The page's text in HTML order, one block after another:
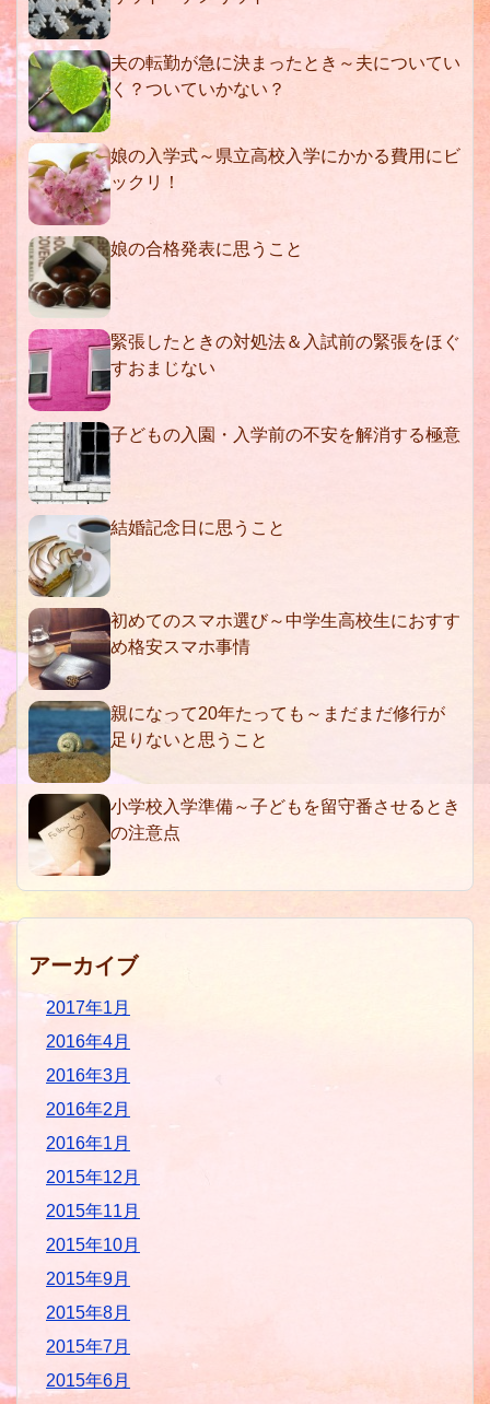
夫の転勤が急に決まったとき～夫についてい
く？ついていかない？
娘の入学式～県立高校入学にかかる費用にビ
ックリ！
娘の合格発表に思うこと
緊張したときの対処法＆入試前の緊張をほぐ
すおまじない
子どもの入園・入学前の不安を解消する極意
結婚記念日に思うこと
初めてのスマホ選び～中学生高校生におすす
め格安スマホ事情
親になって20年たっても～まだまだ修行が
足りないと思うこと
小学校入学準備～子どもを留守番させるとき
の注意点
アーカイブ
2017年1月
2016年4月
2016年3月
2016年2月
2016年1月
2015年12月
2015年11月
2015年10月
2015年9月
2015年8月
2015年7月
2015年6月